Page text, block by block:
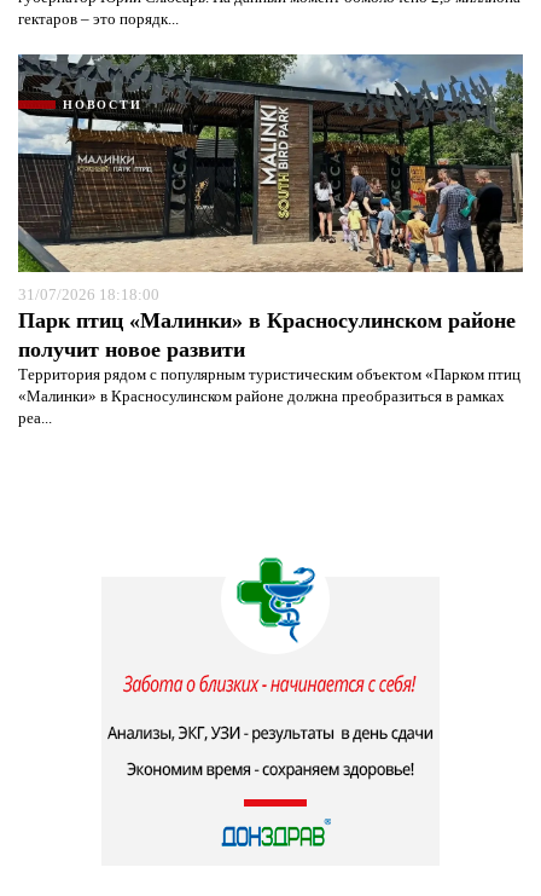
гектаров – это порядк...
НОВОСТИ
31/07/2026 18:18:00
Парк птиц «Малинки» в Красносулинском районе
получит новое развити
Территория рядом с популярным туристическим объектом «Парком птиц
«Малинки» в Красносулинском районе должна преобразиться в рамках
реа...